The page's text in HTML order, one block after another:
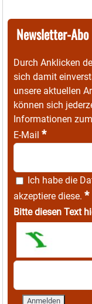
Newsletter-Abo
Durch Anklicken
sich damit
unsere aktuellen
können sich
Informationen
E-Mail *
Ich habe die
akzeptiere diese. *
Bitte diesen Text